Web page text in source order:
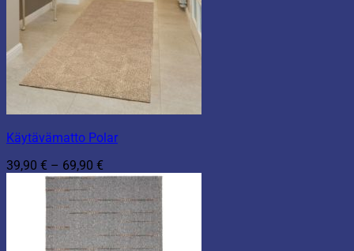
Käytävämatto Polar
39,90 € – 69,90 €
39,90 €
69,90 €